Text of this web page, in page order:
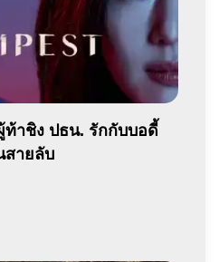
ท้าชิง ปธน. รักกับบอดี้
สายลับ